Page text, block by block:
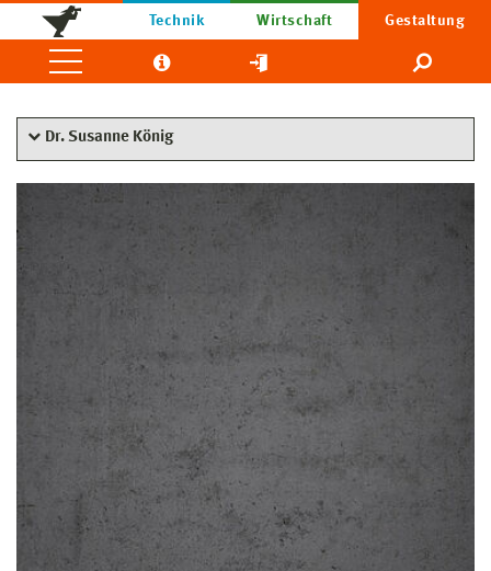
Technik Wirtschaft Gestaltung
Dr. Susanne König